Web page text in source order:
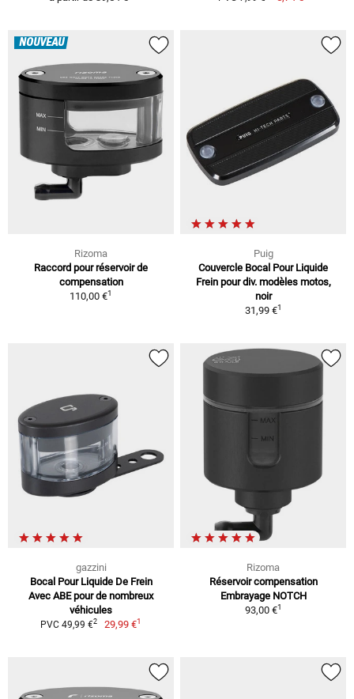
NOUVEAU
Rizoma
Raccord pour réservoir de
compensation
110,00 €1
Puig
Couvercle Bocal Pour Liquide
Frein pour div. modèles motos,
noir
31,99 €1
gazzini
Bocal Pour Liquide De Frein
Avec ABE pour de nombreux
véhicules
PVC 49,99 €2 29,99 €1
Rizoma
Réservoir compensation
Embrayage NOTCH
93,00 €1